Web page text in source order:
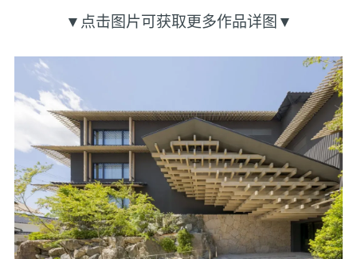
▼点击图片可获取更多作品详图▼